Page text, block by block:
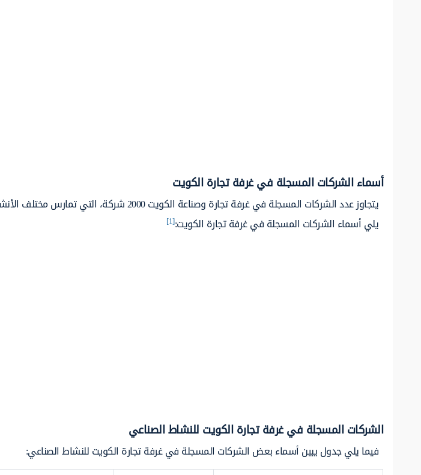
أسماء الشركات المسجلة في غرفة تجارة الكويت
يتجاوز عدد الشركات المسجلة في غرفة تجارة وصناعة الكويت
يلي أسماء الشركات المسجلة في غرفة تجارة الكويت:[1]
الشركات المسجلة في غرفة تجارة الكويت للنشاط الصناعي
فيما يلي جدول يبين أسماء بعض الشركات المسجلة في غرفة تجارة الكويت للنشاط الصناعي: